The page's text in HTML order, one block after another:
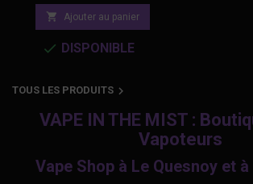
deux senteurs se mêle
inextricablement la
la dominante de pomme
verte bien mûre et
rafraichissant qui rend
votre moment de vape
unique en son genre.
 Ajouter au panier
 DISPONIBLE
TOUS LES PRODUITS 
VAPE IN THE MIST :
Vapoteurs
Vape Shop à Le Quesnoy et